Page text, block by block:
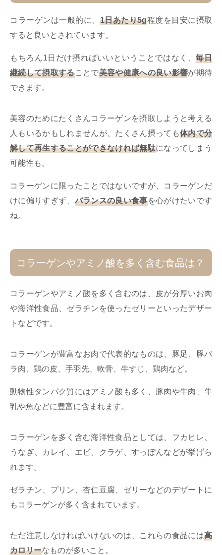
コラーゲンは一般的に、 1日あたり5g程度を目安に摂取
すると良いとされています。
もちろん1日だけ摂ればいいということではなく、毎日
継続して摂取することで美容や健康への良い影響が期待
できます。
美容のためにたくさんコラーゲンを摂取しようと考える
人もいるかもしれませんが、たくさん摂っても体内で分
解して再生することができなければ無駄になってしまう
可能性も。
コラーゲンに限ったことではないですが、コラーゲンだ
けに偏りすぎず、 バランスの良い食事を心がけたいです
ね。
コラーゲンやアミノ酸を多く含む食品は？
コラーゲンやアミノ酸を多く含むのは、皮が分厚いお肉
や海洋性食品、ゼラチンを使ったゼリーといったデザー
トなどです。
コラーゲンが豊富なお肉で代表的なものは、豚足、豚バ
ラ肉、鶏の皮、手羽先、軟骨、牛すじ、鶏肉など。
動物性タンパク質にはアミノ酸も多く、豚肉や牛肉、牛
乳や魚などに豊富に含まれます。
コラーゲンを多く含む海洋性食品としては、フカヒレ、
うなぎ、カレイ、エビ、クラゲ、すっぽんなどが挙げら
れます。
ゼラチン、プリン、杏仁豆腐、ゼリーなどのデザートに
もコラーゲンが多く含まれています。
ただ注意しなければいけないのは、これらの食品には高
カロリーなものが多いこと。